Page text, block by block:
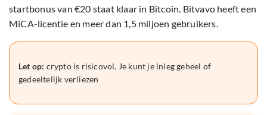
startbonus van €20 staat klaar in Bitcoin. Bitvavo heeft een
MiCA-licentie en meer dan 1,5 miljoen gebruikers.
Let op: crypto is risicovol. Je kunt je inleg geheel of
gedeeltelijk verliezen